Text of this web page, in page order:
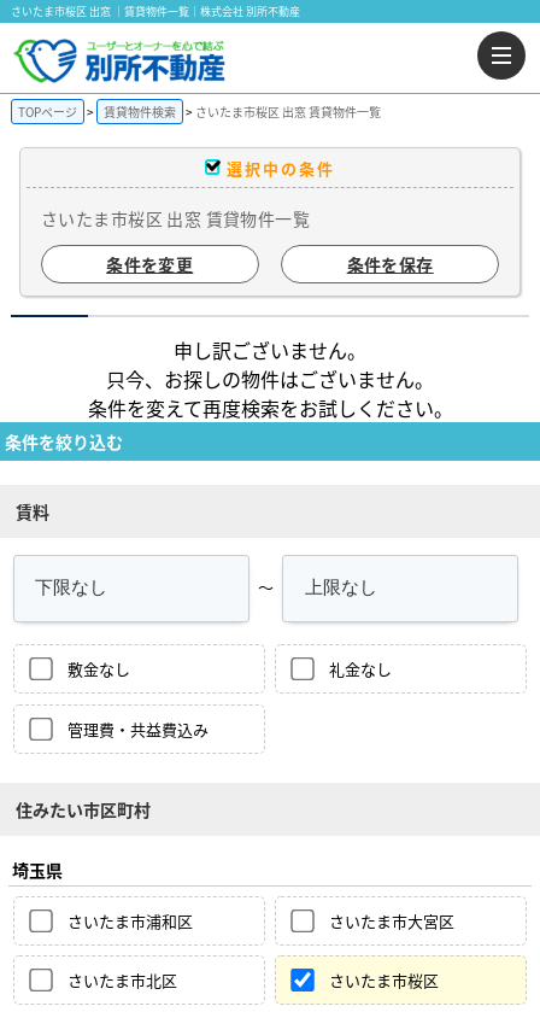
さいたま市桜区 出窓 ｜賃貸物件一覧｜株式会社 別所不動産
TOPページ 賃貸物件検索 さいたま市桜区 出窓 賃貸物件一覧
選択中の条件
さいたま市桜区 出窓 賃貸物件一覧
条件を変更
条件を保存
申し訳ございません。
只今、お探しの物件はございません。
条件を変えて再度検索をお試しください。
条件を絞り込む
賃料
～
敷金なし 礼金なし
管理費・共益費込み
住みたい市区町村
埼玉県
さいたま市浦和区 さいたま市大宮区
さいたま市北区 さいたま市桜区